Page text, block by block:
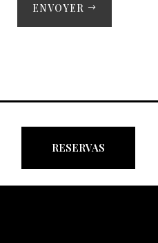
ENVOYER
RESERVAS